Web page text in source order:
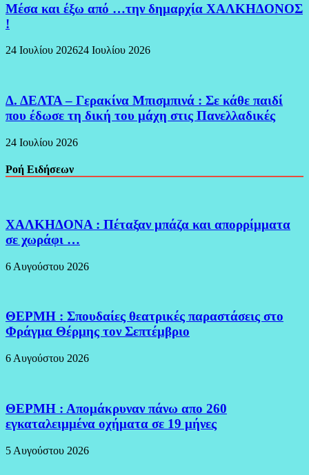
Μέσα και έξω από …την δημαρχία ΧΑΛΚΗΔΟΝΟΣ
!
24 Ιουλίου 202624 Ιουλίου 2026
Δ. ΔΕΛΤΑ – Γερακίνα Μπισμπινά : Σε κάθε παιδί
που έδωσε τη δική του μάχη στις Πανελλαδικές
24 Ιουλίου 2026
Ροή Ειδήσεων
ΧΑΛΚΗΔΟΝΑ : Πέταξαν μπάζα και απορρίμματα
σε χωράφι …
6 Αυγούστου 2026
ΘΕΡΜΗ : Σπουδαίες θεατρικές παραστάσεις στο
Φράγμα Θέρμης τον Σεπτέμβριο
6 Αυγούστου 2026
ΘΕΡΜΗ : Απομάκρυναν πάνω απο 260
εγκαταλειμμένα οχήματα σε 19 μήνες
5 Αυγούστου 2026